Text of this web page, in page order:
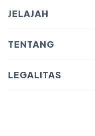
JELAJAH
Sustainability
TENTANG
LEGALITAS